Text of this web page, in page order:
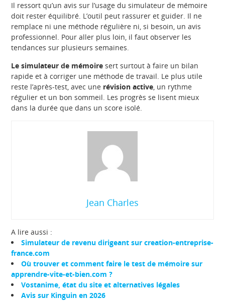
Il ressort qu’un avis sur l’usage du simulateur de mémoire
doit rester équilibré. L’outil peut rassurer et guider. Il ne
remplace ni une méthode régulière ni, si besoin, un avis
professionnel. Pour aller plus loin, il faut observer les
tendances sur plusieurs semaines.
Le simulateur de mémoire sert surtout à faire un bilan
rapide et à corriger une méthode de travail. Le plus utile
reste l’après-test, avec une révision active, un rythme
régulier et un bon sommeil. Les progrès se lisent mieux
dans la durée que dans un score isolé.
Jean Charles
A lire aussi :
Simulateur de revenu dirigeant sur creation-entreprise-
france.com
Où trouver et comment faire le test de mémoire sur
apprendre-vite-et-bien.com ?
Vostanime, état du site et alternatives légales
Avis sur Kinguin en 2026